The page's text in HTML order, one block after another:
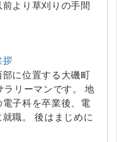
より草刈りの手間
拶
に位置する大磯町
ラリーマンです。 地
子科を卒業後、電
職。 後はまじめに